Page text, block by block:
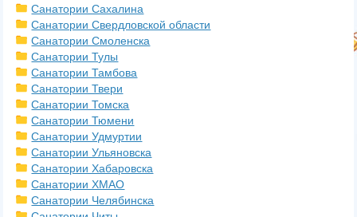
Санатории Сахалина
Санатории Свердловской области
Санатории Смоленска
Санатории Тулы
Санатории Тамбова
Санатории Твери
Санатории Томска
Санатории Тюмени
Санатории Удмуртии
Санатории Ульяновска
Санатории Хабаровска
Санатории ХМАО
Санатории Челябинска